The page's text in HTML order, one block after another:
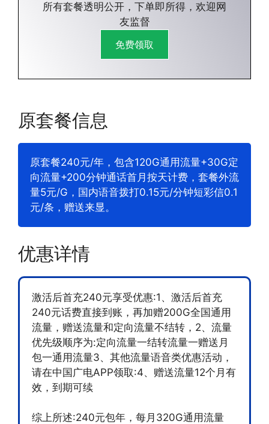
所有套餐透明公开，下单即所得，欢迎网
友监督
免费领取
原套餐信息
原套餐240元/年，包含120G通用流量+30G定
向流量+200分钟通话首月按天计费，套餐外流
量5元/G，国内语音拨打0.15元/分钟短彩信0.1
元/条，赠送来显。
优惠详情
激活后首充240元享受优惠:1、激活后首充
240元话费直接到账，再加赠200G全国通用
流量，赠送流量和定向流量不结转，2、流量
优先级顺序为:定向流量一结转流量一赠送月
包一通用流量3、其他流量语音类优惠活动，
请在中国广电APP领取:4、赠送流量12个月有
效，到期可续
综上所述:240元包年，每月320G通用流量